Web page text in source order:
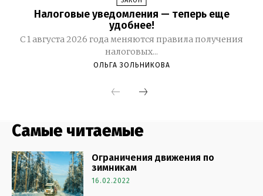
Самые читаемые
Ограничения движения по
зимникам
16.02.2022